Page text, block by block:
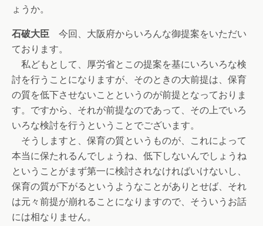
ょうか。
石破大臣 今回、大阪府からいろんな御提案をいただい
ております。
私どもとして、厚労省とこの提案を基にいろいろな検
討を行うことになりますが、そのときの大前提は、保育
の質を低下させないことというのが前提となっておりま
す。ですから、それが前提なのであって、その上でいろ
いろな検討を行うということでございます。
そうしますと、保育の質というものが、これによって
本当に保たれるんでしょうね、低下しないんでしょうね
ということがまず第一に検討されなければいけないし、
保育の質が下がるというようなことがありとせば、それ
は元々前提が崩れることになりますので、そういうお話
には相なりません。